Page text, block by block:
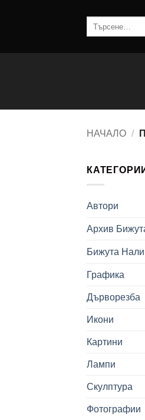
НАЧАЛО /
Автори
Архив
Бижута
Графика
Дърворезба
Икони
Картини
Лампи
Скулптура
Фотографии